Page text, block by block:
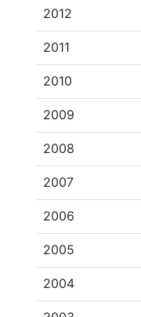
2012
2011
2010
2009
2008
2007
2006
2005
2004